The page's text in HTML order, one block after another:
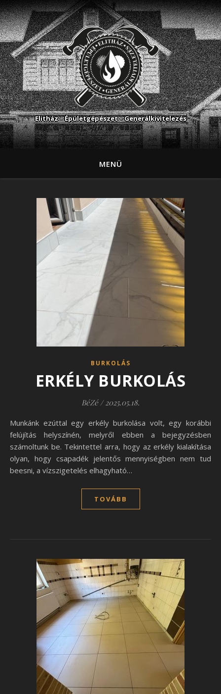
Elitház – Épületgépészet – Generálkivitelezés
MENÜ
BURKOLÁS
ERKÉLY BURKOLÁS
BéZé / 2025.05.18.
Munkánk ezúttal egy erkély burkolása volt, egy korábbi
felújítás helyszínén, melyről ebben a bejegyzésben
számoltunk be. Tekintettel arra, hogy az erkély kialakítása
olyan, hogy csapadék jelentős mennyiségben nem tud
beesni, a vízszigetelés elhagyható…
TOVÁBB